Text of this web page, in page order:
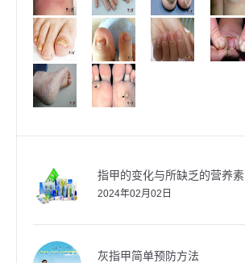
指甲的变化与所缺乏的营养素
2024年02月02日
灰指甲简单预防方法